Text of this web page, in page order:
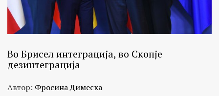
Во Брисел интеграција, во Скопје
дезинтеграција
Автор: Фросина Димеска